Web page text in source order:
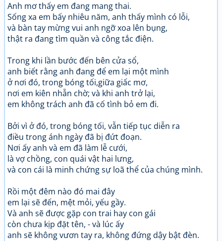
Anh mơ thấy em đang mang thai.
Sống xa em bấy nhiêu năm, anh thấy mình có lỗi,
và bàn tay mừng vui anh ngỡ xoa lên bụng,
thật ra đang tìm quần và công tắc điện.
Trong khi lần bước đến bên cửa sổ,
anh biết rằng anh đang để em lại một mình
ở nơi đó, trong bóng tối,giữa giấc mơ,
nơi em kiên nhẫn chờ; và khi anh trở lại,
em không trách anh đã cố tình bỏ em đi.
Bởi vì ở đó, trong bóng tối, vẫn tiếp tục diễn ra
điều trong ánh ngày đã bị đứt đoạn.
Nơi ấy anh và em đã làm lễ cưới,
là vợ chồng, con quái vật hai lưng,
và con cái là minh chứng sự loã thể của chúng mình.
Rồi một đêm nào đó mai đây
em lại sẽ đến, mệt mỏi, yếu gầy.
Và anh sẽ được gặp con trai hay con gái
còn chưa kịp đặt tên, - và lúc ấy
anh sẽ không vươn tay ra, không đứng dậy bật đèn.